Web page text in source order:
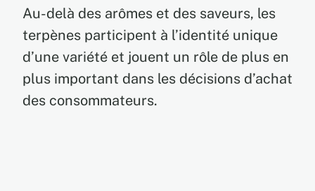
Au-delà des arômes et des saveurs, les
terpènes participent à l’identité unique
d’une variété et jouent un rôle de plus en
plus important dans les décisions d’achat
des consommateurs.